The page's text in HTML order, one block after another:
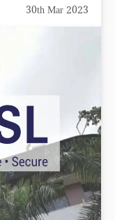
30th Mar 2023